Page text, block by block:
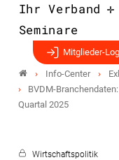
Ihr Verband
Seminare
Mitglieder-
Info-Center
BVDM-
Quartal 2025
Wirtschaftspolitik